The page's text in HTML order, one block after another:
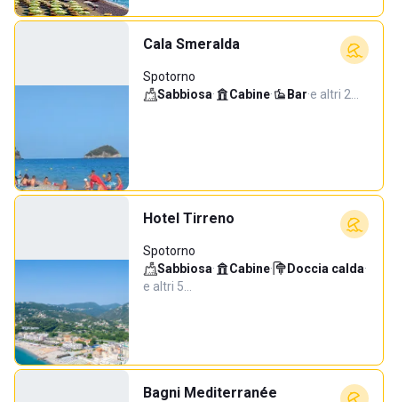
Cala Smeralda
Spotorno
Sabbiosa· Cabine· Bar·e altri 2…
Hotel Tirreno
Spotorno
Sabbiosa· Cabine· Doccia calda·
e altri 5…
Bagni Mediterranée